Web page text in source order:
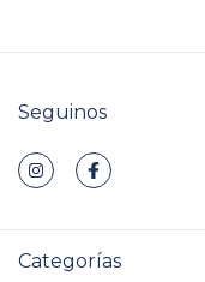
Seguinos
Categorías